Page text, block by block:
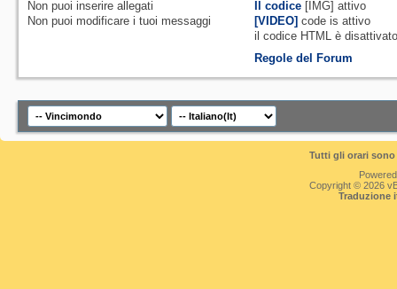
Non puoi inserire allegati
Non puoi modificare i tuoi messaggi
Il codice [IMG]attivo
[VIDEO] code isattivo
il codice HTML è
Regole del Forum
Tutti gli orari
Copyright © 2026
Traduzione